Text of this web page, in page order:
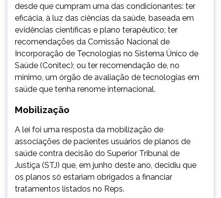
desde que cumpram uma das condicionantes: ter
eficácia, à luz das ciências da saúde, baseada em
evidências científicas e plano terapêutico; ter
recomendações da Comissão Nacional de
Incorporação de Tecnologias no Sistema Único de
Saúde (Conitec); ou ter recomendação de, no
mínimo, um órgão de avaliação de tecnologias em
saúde que tenha renome internacional.
Mobilização
A lei foi uma resposta da mobilização de
associações de pacientes usuários de planos de
saúde contra decisão do Superior Tribunal de
Justiça (STJ) que, em junho deste ano, decidiu que
os planos só estariam obrigados a financiar
tratamentos listados no Reps.